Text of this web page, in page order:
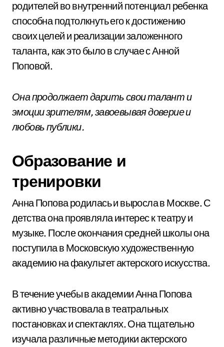
родителей во внутренний потенциал ребенка
способна подтолкнуть его к достижению
своих целей и реализации заложенного
таланта, как это было в случае с Анной
Поповой.
Она продолжает дарить свои талант и
эмоции зрителям, завоевывая доверие и
любовь публики.
Образование и
тренировки
Анна Попова родилась и выросла в Москве. С
детства она проявляла интерес к театру и
музыке. После окончания средней школы она
поступила в Московскую художественную
академию на факультет актерского искусства.
В течение учебы в академии Анна Попова
активно участвовала в театральных
постановках и спектаклях. Она тщательно
изучала различные методики актерского